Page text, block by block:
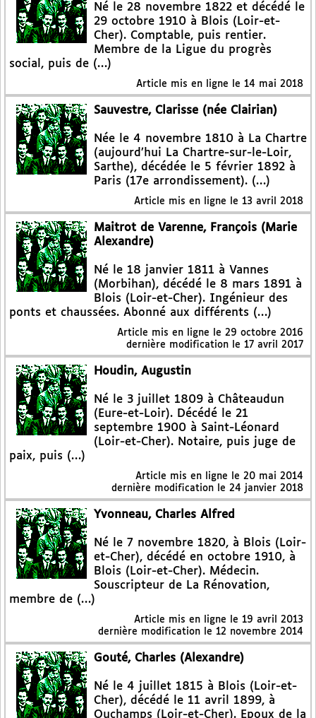
Né le 28 novembre 1822 et décédé le
29 octobre 1910 à Blois (Loir-et-
Cher). Comptable, puis rentier.
Membre de la Ligue du progrès
social, puis de (…)
Article mis en ligne le 14 mai 2018
Sauvestre, Clarisse (née Clairian)
Née le 4 novembre 1810 à La Chartre
(aujourd’hui La Chartre-sur-le-Loir,
Sarthe), décédée le 5 février 1892 à
Paris (17e arrondissement). (…)
Article mis en ligne le 13 avril 2018
Maitrot de Varenne, François (Marie
Alexandre)
Né le 18 janvier 1811 à Vannes
(Morbihan), décédé le 8 mars 1891 à
Blois (Loir-et-Cher). Ingénieur des
ponts et chaussées. Abonné aux différents (…)
Article mis en ligne le 29 octobre 2016
dernière modification le 17 avril 2017
Houdin, Augustin
Né le 3 juillet 1809 à Châteaudun
(Eure-et-Loir). Décédé le 21
septembre 1900 à Saint-Léonard
(Loir-et-Cher). Notaire, puis juge de
paix, puis (…)
Article mis en ligne le 20 mai 2014
dernière modification le 24 janvier 2018
Yvonneau, Charles Alfred
Né le 7 novembre 1820, à Blois (Loir-
et-Cher), décédé en octobre 1910, à
Blois (Loir-et-Cher). Médecin.
Souscripteur de La Rénovation,
membre de (…)
Article mis en ligne le 19 avril 2013
dernière modification le 12 novembre 2014
Gouté, Charles (Alexandre)
Né le 4 juillet 1815 à Blois (Loir-et-
Cher), décédé le 11 avril 1899, à
Ouchamps (Loir-et-Cher). Epoux de la